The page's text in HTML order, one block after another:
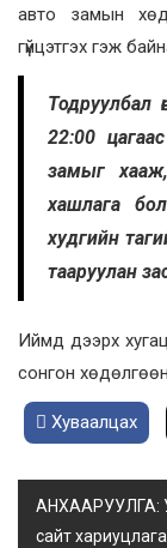
авто замын
гүйцэтгэх гэж
Тодруулбал
22:00
замыг
хашлага
худгийн
тааруулан
Иймд дээрх
сонгон
Хуваалцах
АНХААРУУЛГА:
сайт хариуцлага